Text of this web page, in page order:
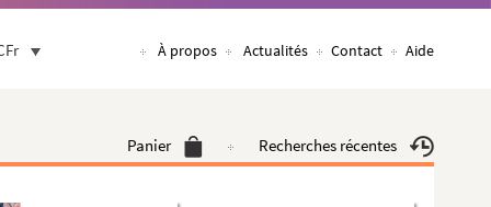
À propos Actualités Contact Aide
Panier Recherches récentes